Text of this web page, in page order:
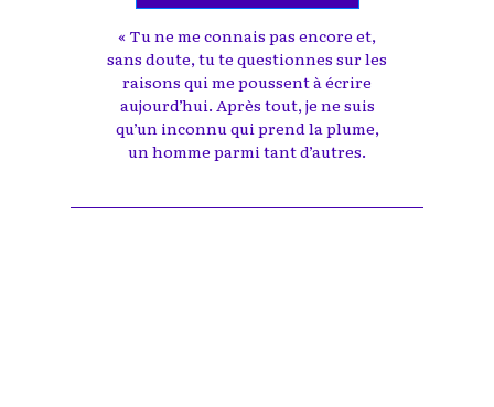
« Tu ne me connais pas encore et,
sans doute, tu te questionnes sur les
raisons qui me poussent à écrire
aujourd’hui. Après tout, je ne suis
qu’un inconnu qui prend la plume,
un homme parmi tant d’autres.